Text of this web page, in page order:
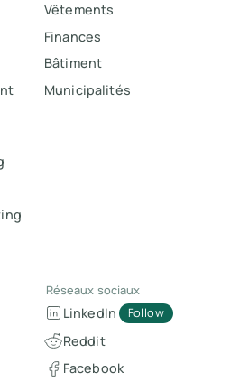
Vêtements
Finances
Bâtiment
Municipalités
Réseaux sociaux
LinkedIn Follow
Reddit
Facebook